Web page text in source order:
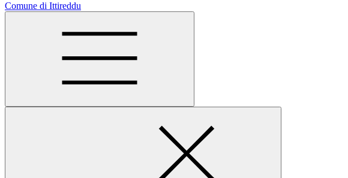
Comune di Ittireddu